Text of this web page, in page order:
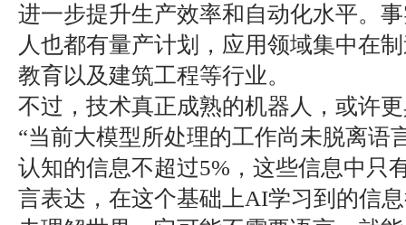
进一步提升生产效率和自动化水平。
人也都有量产计划，应用领域集中在
教育以及建筑工程等行业。
不过，技术真正成熟的机器人，或许
“当前大模型所处理的工作尚未脱离语
认知的信息不超过5%，这些信息中只
言表达，在这个基础上AI学习到的信